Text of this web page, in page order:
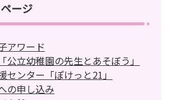
ージ
アワード
公立幼稚園の先生とあそぼう」
センター「ぽけっと21」
の申し込み